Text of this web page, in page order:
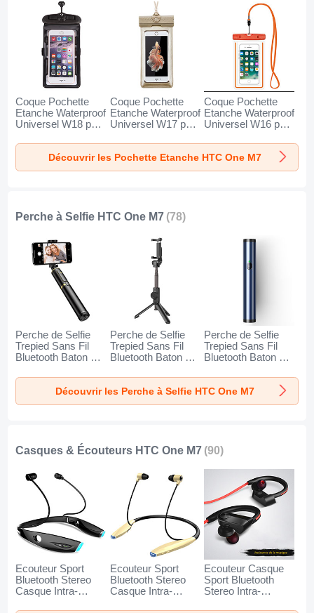
Coque Pochette
Etanche Waterproof
Universel W18 pour
Coque Pochette
Etanche Waterproof
Universel W17 pour
Coque Pochette
Etanche Waterproof
Universel W16 pour
Orange
Découvrir les Pochette Etanche HTC One M7
Perche à Selfie HTC One M7 (78)
Perche de Selfie
Trepied Sans Fil
Bluetooth Baton de
Poche Universel
T34 pour HTC One
M7 Or et Noir
Perche de Selfie
Trepied Sans Fil
Bluetooth Baton de
Poche Universel
T32 pour HTC One
M7 Noir
Perche de Selfie
Trepied Sans Fil
Bluetooth Baton de
Poche Universel
T31 pour HTC One
M7 Bleu
Découvrir les Perche à Selfie HTC One M7
Casques & Écouteurs HTC One M7 (90)
Ecouteur Sport
Bluetooth Stereo
Casque Intra-
Ecouteur Sport
Bluetooth Stereo
Casque Intra-
Ecouteur Casque
Sport Bluetooth
Stereo Intra-